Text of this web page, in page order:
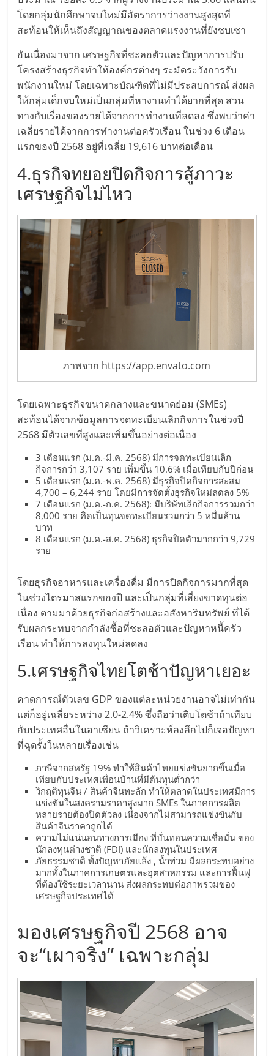
เปิด
ร้าน
ปรึกษา
ฟรี,
บริการ
พัฒนา
ระบบ
แฟ
รน
ไชส์"
"ศูนย์
SME
แห่ง
ประเทศไทย,
รวม
แฟ
รน
ไชส์,
ปรึกษา
รน
ไชส์,
รวม
แฟ
รน
ไชส์
ไชส์
ขาย
คืน
ไว,
ปรึกษา
ลงทุน
ขยาย
โดยกลุ่มนักศึกษาจบใหม่มีอัตราการว่างงานสูงสุดที่
สะท้อนให้เห็นถึงสัญญาณของตลาดแรงงานที่ยังซบเซา
อันเนื่องมาจาก เศรษฐกิจที่ชะลอตัวและปัญหาการปรับ
โครงสร้างธุรกิจทำให้องค์กรต่างๆ ระมัดระวังการรับ
พนักงานใหม่ โดยเฉพาะบัณฑิตที่ไม่มีประสบการณ์ ส่งผล
ให้กลุ่มเด็กจบใหม่เป็นกลุ่มที่หางานทำได้ยากที่สุด สวน
ทางกับเรื่องของรายได้จากการทำงานที่ลดลง ซึ่งพบว่าค่า
เฉลี่ยรายได้จากการทำงานต่อครัวเรือน ในช่วง 6 เดือน
แรกของปี 2568 อยู่ที่เฉลี่ย 19,616 บาทต่อเดือน
4.ธุรกิจทยอยปิดกิจการสู้ภาวะ
เศรษฐกิจไม่ไหว
ภาพจาก https://app.envato.com
โดยเฉพาะธุรกิจขนาดกลางและขนาดย่อม (SMEs)
สะท้อนได้จากข้อมูลการจดทะเบียนเลิกกิจการในช่วงปี
2568 มีตัวเลขที่สูงและเพิ่มขึ้นอย่างต่อเนื่อง
3 เดือนแรก (ม.ค.-มี.ค. 2568) มีการจดทะเบียนเลิก
กิจการกว่า 3,107 ราย เพิ่มขึ้น 10.6% เมื่อเทียบกับปีก่อน
5 เดือนแรก (ม.ค.-พ.ค. 2568) มีธุรกิจปิดกิจการสะสม
4,700 – 6,244 ราย โดยมีการจัดตั้งธุรกิจใหม่ลดลง 5%
7 เดือนแรก (ม.ค.-ก.ค. 2568): มีบริษัทเลิกกิจการรวมกว่า
8,000 ราย คิดเป็นทุนจดทะเบียนรวมกว่า 5 หมื่นล้าน
บาท
8 เดือนแรก (ม.ค.-ส.ค. 2568) ธุรกิจปิดตัวมากกว่า 9,729
ราย
โดยธุรกิจอาหารและเครื่องดื่ม มีการปิดกิจการมากที่สุด
ในช่วงไตรมาสแรกของปี และเป็นกลุ่มที่เสี่ยงขาดทุนต่อ
เนื่อง ตามมาด้วยธุรกิจก่อสร้างและอสังหาริมทรัพย์ ที่ได้
รับผลกระทบจากกำลังซื้อที่ชะลอตัวและปัญหาหนี้ครัว
เรือน ทำให้การลงทุนใหม่ลดลง
5.เศรษฐกิจไทยโตช้าปัญหาเยอะ
คาดการณ์ตัวเลข GDP ของแต่ละหน่วยงานอาจไม่เท่ากัน
แต่ก็อยู่เฉลี่ยระหว่าง 2.0-2.4% ซึ่งถือว่าเติบโตช้าถ้าเทียบ
กับประเทศอื่นในอาเซียน ถ้าวิเคราะห์ลงลึกไปก็เจอปัญหา
ที่ฉุดรั้งในหลายเรื่องเช่น
ภาษีจากสหรัฐ 19% ทำให้สินค้าไทยแข่งขันยากขึ้นเมื่อ
เทียบกับประเทศเพื่อนบ้านที่มีต้นทุนต่ำกว่า
วิกฤติทุนจีน / สินค้าจีนทะลัก ทำให้ตลาดในประเทศมีการ
แข่งขันในสงครามราคาสูงมาก SMEs ในภาคการผลิต
หลายรายต้องปิดตัวลง เนื่องจากไม่สามารถแข่งขันกับ
สินค้าจีนราคาถูกได้
ความไม่แน่นอนทางการเมือง ที่บั่นทอนความเชื่อมั่น ของ
นักลงทุนต่างชาติ (FDI) และนักลงทุนในประเทศ
ภัยธรรมชาติ ทั้งปัญหาภัยแล้ง , น้ำท่วม มีผลกระทบอย่าง
มากทั้งในภาคการเกษตรและอุตสาหกรรม และการฟื้นฟู
ที่ต้องใช้ระยะเวลานาน ส่งผลกระทบต่อภาพรวมของ
เศรษฐกิจประเทศได้
มองเศรษฐกิจปี 2568 อาจ
จะ“เผาจริง” เฉพาะกลุ่ม